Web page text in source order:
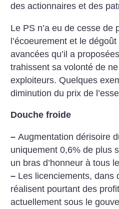
des actionnaires et des
Le PS n’a eu de cesse de
l’écoeurement et le
avancées qu’il a
trahissent sa volonté de
exploiteurs. Quelques
diminution du prix de
Douche froide
– Augmentation dérisoire
uniquement 0,6% de plus
un bras d’honneur à tous
– Les licenciements, dans
réalisent pourtant des
actuellement sous le